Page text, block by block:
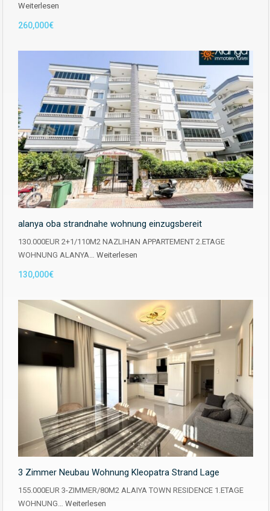
Weiterlesen
260,000€
alanya oba strandnahe wohnung einzugsbereit
130.000EUR 2+1/110M2 NAZLIHAN APPARTEMENT 2.ETAGE
WOHNUNG ALANYA… Weiterlesen
130,000€
3 Zimmer Neubau Wohnung Kleopatra Strand Lage
155.000EUR 3-ZIMMER/80M2 ALAIYA TOWN RESIDENCE 1.ETAGE
WOHNUNG… Weiterlesen